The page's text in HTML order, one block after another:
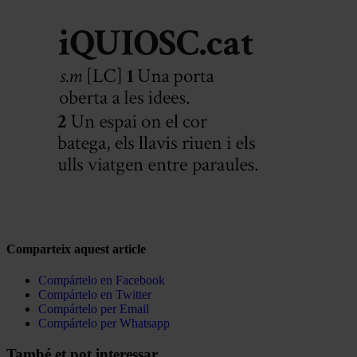
Comparteix aquest article
Compártelo en Facebook
Compártelo en Twitter
Compártelo per Email
Compártelo per Whatsapp